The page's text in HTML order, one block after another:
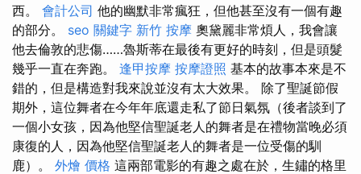
西。 會計公司 他的幽默非常瘋狂，但他甚至沒有一個有趣
的部分。 seo 關鍵字 新竹 按摩 奧黛麗非常煩人，我會讓
他去倫敦的悲傷……魯斯蒂在最後有更好的時刻，但是頭髮
幾乎一直在奔跑。 逢甲按摩 按摩證照 基本的故事本來是不
錯的，但是構造對我來說並沒有太大效果。 除了聖誕節假
期外，這位舞者在今年年底還走私了節日氣氛（後者談到了
一個小女孩，因為他堅信聖誕老人的舞者是在禮物當晚必須
康復的人，因為他堅信聖誕老人的舞者是一位受傷的馴
鹿）。 外燴 價格 這兩部電影的有趣之處在於，生鏽的格里